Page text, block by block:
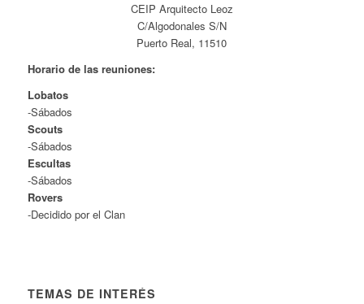
CEIP Arquitecto Leoz
C/Algodonales S/N
Puerto Real, 11510
Horario de las reuniones:
Lobatos
-Sábados
Scouts
-Sábados
Escultas
-Sábados
Rovers
-Decidido por el Clan
TEMAS DE INTERÉS